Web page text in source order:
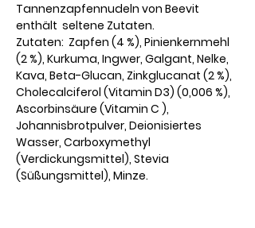
Tannenzapfennudeln von Beevit
enthält seltene Zutaten.
Zutaten: Zapfen (4 %), Pinienkernmehl
(2 %), Kurkuma, Ingwer, Galgant, Nelke,
Kava, Beta-Glucan, Zinkglucanat (2 %),
Cholecalciferol (Vitamin D3) (0,006 %),
Ascorbinsäure (Vitamin C ),
Johannisbrotpulver, Deionisiertes
Wasser, Carboxymethyl
(Verdickungsmittel), Stevia
(Süßungsmittel), Minze.